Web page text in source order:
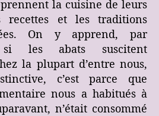
la cuisine de leurs
recettes et les traditions
On y apprend, par
les abats suscitent
la plupart d’entre nous,
c’est parce que
nous a habitués à
n’était consommé